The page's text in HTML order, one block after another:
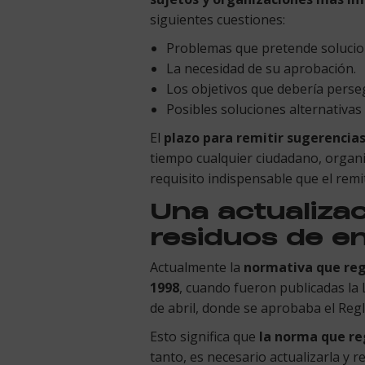
siguientes cuestiones:
Problemas que pretende
La necesidad de su aprobación.
Los objetivos que debería
Posibles soluciones
El plazo para remitir
tiempo cualquier ciudadano,
requisito indispensable que el
Una
residuos de
Actualmente la normativa que
1998, cuando fueron publicadas la
de abril, donde se aprobaba el
Esto significa que la norma que
tanto, es necesario actualizarla y